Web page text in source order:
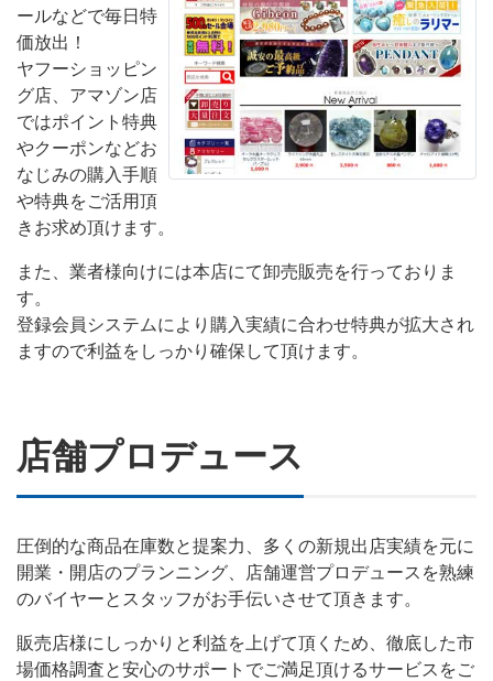
ールなどで毎日特
価放出！
ヤフーショッピン
グ店、アマゾン店
ではポイント特典
やクーポンなどお
なじみの購入手順
や特典をご活用頂
きお求め頂けます。
また、業者様向けには本店にて卸売販売を行っておりま
す。
登録会員システムにより購入実績に合わせ特典が拡大され
ますので利益をしっかり確保して頂けます。
店舗プロデュース
圧倒的な商品在庫数と提案力、多くの新規出店実績を元に
開業・開店のプランニング、店舗運営プロデュースを熟練
のバイヤーとスタッフがお手伝いさせて頂きます。
販売店様にしっかりと利益を上げて頂くため、徹底した市
場価格調査と安心のサポートでご満足頂けるサービスをご